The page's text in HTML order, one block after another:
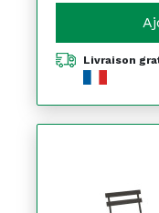
Livraison